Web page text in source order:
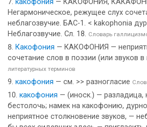
какофония — КАКОФОНИЯ,
Негармоническое, режущее слух
неблагозвучие. БАС-1. < kakophonia
Неблагозвучие. Сл. 18. Словарь
Какофония — КАКОФОНИЯ —
сочетание слов в поэзии (или звуков в
литературных терминов
какофония — см. >> разногласие
какофония — (иноск.) — разладица,
бестолочь; намек на какофонию,
неприятное столкновение звуков, —